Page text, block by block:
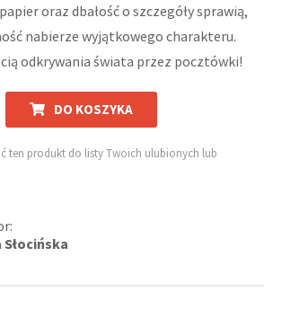
oraz dbałość o szczegóły sprawią,
nabierze wyjątkowego charakteru.
odkrywania świata przez pocztówki!
DO KOSZYKA
ten produkt do listy Twoich ulubionych lub
Słocińska